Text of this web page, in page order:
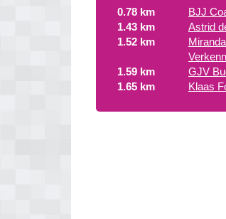
0.78 km
BJJ
1.43 km
Astrid
1.52 km
1.59 km
GJV
1.65 km
Klaas